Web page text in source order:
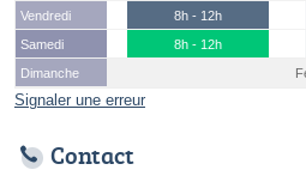
Vendredi
8h - 12h
Samedi
8h - 12h
Dimanche
Signaler une erreur
Contact